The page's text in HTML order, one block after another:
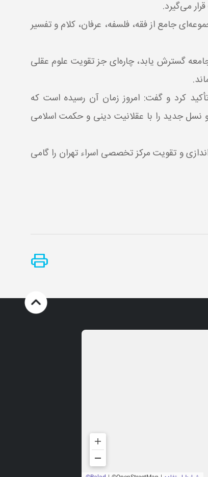
می‌گیرد.
جامع از فقه، فلسفه، عرفان، کلام و تفسیر
گسترش یابد، چاره‌ای جز تقویت علوم عقلی
کرد و گفت: امروز زمان آن رسیده است که
جدید را با عقلانیت دینی و حکمت اسلامی
و تقویت مرکز تخصصی اسراء تهران را گامی